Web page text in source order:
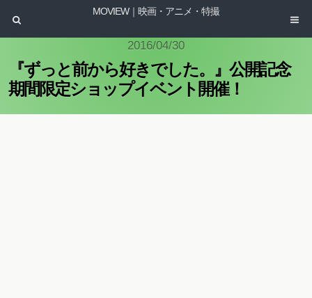
MOVIEW｜映画・アニメ・特撮
2016/04/30
『ずっと前から好きでした。』公開記念
期間限定ショップイベント開催！